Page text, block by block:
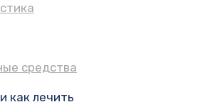
средства
как лечить